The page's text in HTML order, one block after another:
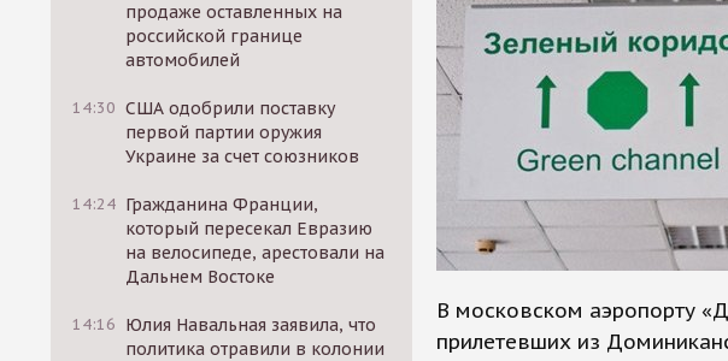
продаже оставленных на
российской границе
автомобилей
14:30 США одобрили поставку
первой партии оружия
Украине за счет союзников
14:24 Гражданина Франции,
который пересекал Евразию
на велосипеде, арестовали на
Дальнем Востоке
14:16 Юлия Навальная заявила, что
политика отравили в колонии
В московском аэропорту
прилетевших из